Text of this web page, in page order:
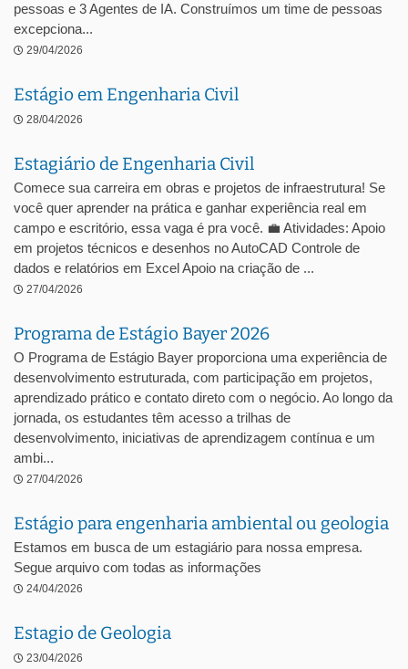
pessoas e 3 Agentes de IA. Construímos um time de pessoas
excepciona...
29/04/2026
Estágio em Engenharia Civil
28/04/2026
Estagiário de Engenharia Civil
Comece sua carreira em obras e projetos de infraestrutura! Se
você quer aprender na prática e ganhar experiência real em
campo e escritório, essa vaga é pra você. 💼 Atividades: Apoio
em projetos técnicos e desenhos no AutoCAD Controle de
dados e relatórios em Excel Apoio na criação de ...
27/04/2026
Programa de Estágio Bayer 2026
O Programa de Estágio Bayer proporciona uma experiência de
desenvolvimento estruturada, com participação em projetos,
aprendizado prático e contato direto com o negócio. Ao longo da
jornada, os estudantes têm acesso a trilhas de
desenvolvimento, iniciativas de aprendizagem contínua e um
ambi...
27/04/2026
Estágio para engenharia ambiental ou geologia
Estamos em busca de um estagiário para nossa empresa.
Segue arquivo com todas as informações
24/04/2026
Estagio de Geologia
23/04/2026